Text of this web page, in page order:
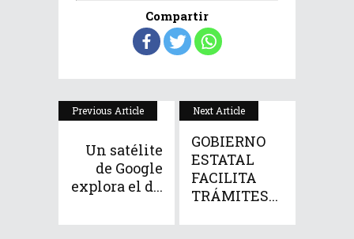
Compartir
Previous Article
Un satélite
de Google
explora el d...
Next Article
GOBIERNO
ESTATAL
FACILITA
TRÁMITES...